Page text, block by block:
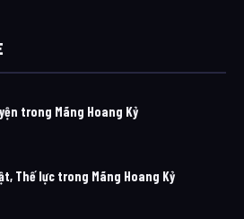
trong Mãng Hoang Kỷ
Thế lực trong Mãng Hoang Kỷ